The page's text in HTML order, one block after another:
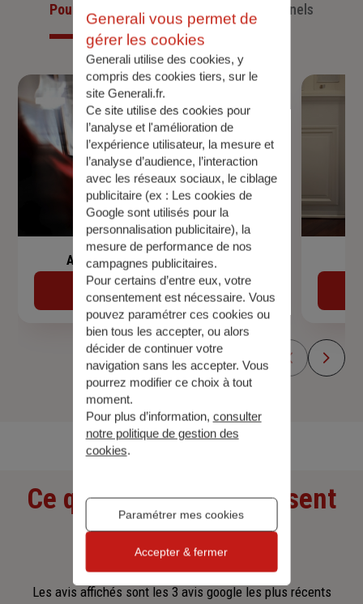
Pour les particuliers Pour les professionnels
Assurance de prêt immobilier
Découvrir
Découvrir toutes nos offres
Ce que nos clients pensent
de nous
Les avis affichés sont les 3 avis google les plus récents
Generali vous permet de
gérer les cookies
Generali utilise des cookies, y
compris des cookies tiers, sur le
site Generali.fr.
Ce site utilise des cookies pour
l’analyse et l'amélioration de
l’expérience utilisateur, la mesure et
l’analyse d’audience, l’interaction
avec les réseaux sociaux, le ciblage
publicitaire (ex : Les cookies de
Google sont utilisés pour la
personnalisation publicitaire), la
mesure de performance de nos
campagnes publicitaires.
Pour certains d’entre eux, votre
consentement est nécessaire. Vous
pouvez paramétrer ces cookies ou
bien tous les accepter, ou alors
décider de continuer votre
navigation sans les accepter. Vous
pourrez modifier ce choix à tout
moment.
Pour plus d’information, consulter
notre politique de gestion des
cookies.
Paramétrer mes cookies
Accepter & fermer